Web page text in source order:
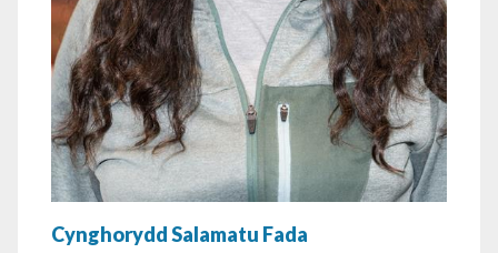
Cynghorydd Salamatu Fada